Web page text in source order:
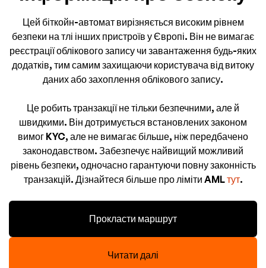
Цей біткойн-автомат вирізняється високим рівнем
безпеки на тлі інших пристроїв у Європі. Він не вимагає
реєстрації облікового запису чи завантаження будь-яких
додатків, тим самим захищаючи користувача від витоку
даних або захоплення облікового запису.
Це робить транзакції не тільки безпечними, але й
швидкими. Він дотримується встановлених законом
вимог KYC, але не вимагає більше, ніж передбачено
законодавством. Забезпечує найвищий можливий
рівень безпеки, одночасно гарантуючи повну законність
транзакцій. Дізнайтеся більше про ліміти AMLтут.
Прокласти маршрут
Читати далі